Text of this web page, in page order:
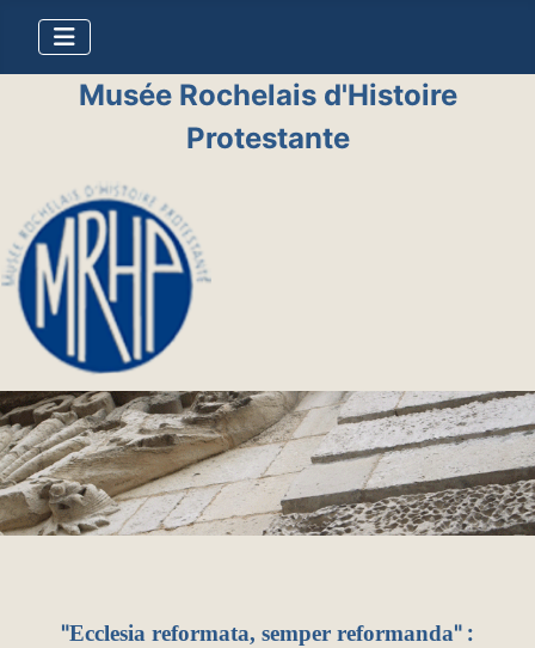
Musée Rochelais d'Histoire
Protestante
"Ecclesia reformata, semper reformanda" :